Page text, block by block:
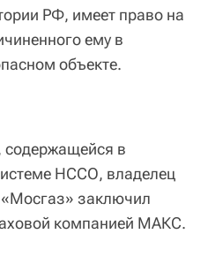
РФ, имеет право на
ему в
объекте.
в
НССО, владелец
заключил
компанией МАКС.